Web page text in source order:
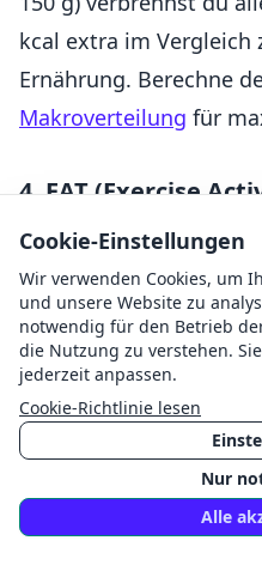
kcal extra im Vergleich
Ernährung. Berechne
Makroverteilung für
4. EAT (Exercise
5–10 %
Überraschung:
den meisten Menschen
Gesamtverbrauchs
Joggen verbrennt ca.
weniger als das, was
verbrennen. Trotzdem
baut Muskeln auf
Cookie-Einstellungen
Wir verwenden Cookies, um
und unsere Website zu
notwendig für den Betrieb
die Nutzung zu verstehen.
jederzeit anpassen.
Cookie-Richtlinie lesen
Nur
Alle